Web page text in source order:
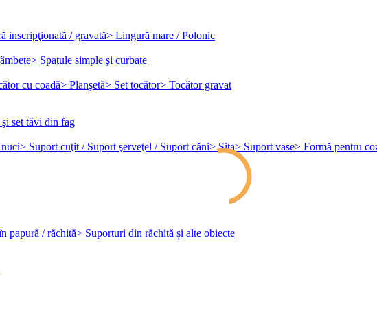
inscripţionată / gravată> Lingură mare / Polonic
> Spatule simple şi curbate
cu coadă> Planşetă> Set tocător> Tocător gravat
set tăvi din fag
> Suport cuţit / Suport şerveţel / Suport căni> Sita> Suport vase> Formă pentru
papură / răchită> Suporturi din răchită și alte obiecte